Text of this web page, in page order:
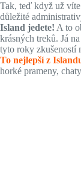
Tak, teď když už
důležité
Island jedete! A to
krásných treků. Já
tyto roky zkušeností
To nejlepší z
horké prameny,